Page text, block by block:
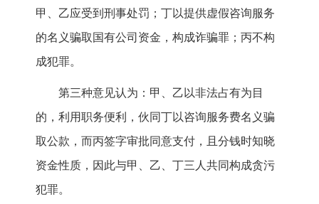
甲、乙应受到刑事处罚；丁以提供虚假咨询服务
的名义骗取国有公司资金，构成诈骗罪；丙不构
成犯罪。
第三种意见认为：甲、乙以非法占有为目
的，利用职务便利，伙同丁以咨询服务费名义骗
取公款，而丙签字审批同意支付，且分钱时知晓
资金性质，因此与甲、乙、丁三人共同构成贪污
犯罪。